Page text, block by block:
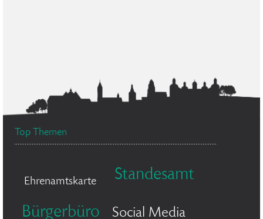
Top Themen
Ehrenamtskarte Standesamt
Bürgerbüro Social Media